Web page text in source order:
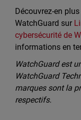
Découvrez-en
WatchGuard sur
cybersécurité de
informations en
WatchGuard est
WatchGuard
marques sont la
respectifs.